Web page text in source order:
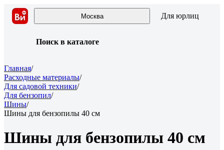
Москва Для юрлиц
Поиск в каталоге
Главная/
Расходные материалы/
Для садовой техники/
Для бензопил/
Шины/
Шины для бензопилы 40 см
Шины для бензопилы 40 см